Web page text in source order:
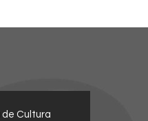
de Cultura